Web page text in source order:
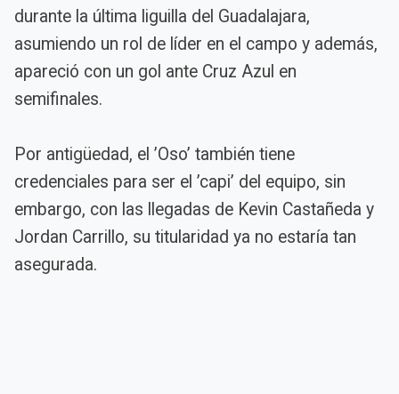
durante la última liguilla del Guadalajara,
asumiendo un rol de líder en el campo y además,
apareció con un gol ante Cruz Azul en
semifinales.
Por antigüedad, el ’Oso’ también tiene
credenciales para ser el ’capi’ del equipo, sin
embargo, con las llegadas de Kevin Castañeda y
Jordan Carrillo, su titularidad ya no estaría tan
asegurada.